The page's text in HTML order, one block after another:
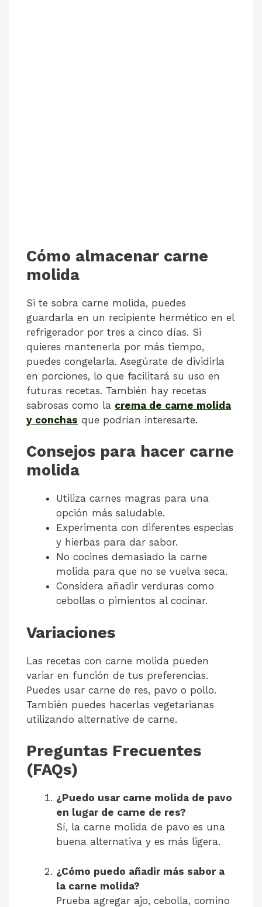
Cómo almacenar carne
molida
Si te sobra carne molida, puedes
guardarla en un recipiente hermético en el
refrigerador por tres a cinco días. Si
quieres mantenerla por más tiempo,
puedes congelarla. Asegúrate de dividirla
en porciones, lo que facilitará su uso en
futuras recetas. También hay recetas
sabrosas como la crema de carne molida
y conchas que podrían interesarte.
Consejos para hacer carne
molida
Utiliza carnes magras para una
opción más saludable.
Experimenta con diferentes especias
y hierbas para dar sabor.
No cocines demasiado la carne
molida para que no se vuelva seca.
Considera añadir verduras como
cebollas o pimientos al cocinar.
Variaciones
Las recetas con carne molida pueden
variar en función de tus preferencias.
Puedes usar carne de res, pavo o pollo.
También puedes hacerlas vegetarianas
utilizando alternative de carne.
Preguntas Frecuentes
(FAQs)
¿Puedo usar carne molida de pavo
en lugar de carne de res?
Sí, la carne molida de pavo es una
buena alternativa y es más ligera.
¿Cómo puedo añadir más sabor a
la carne molida?
Prueba agregar ajo, cebolla, comino